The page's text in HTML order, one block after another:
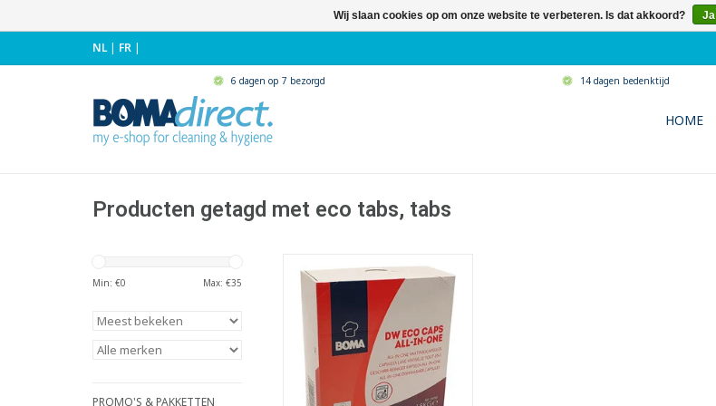
NL| FR |
6 dagen op 7 bezorgd 14 dagen bedenktijd
HOME
Producten getagd met eco tabs, tabs
Min: €0 Max: €35
PROMO'S & PAKKETTEN
in One
- Geschikt voor het reinigen van
de vaat zonder spoelmiddel en
onthardingszout
- Geschikt voor huishoudelijke en
semi-professionele
vaatwasmachines
Wij slaan cookies op om onze website te verbeteren. Is dat akkoord? Ja